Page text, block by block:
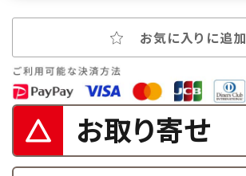
お気に入りに追加
お取り寄せ